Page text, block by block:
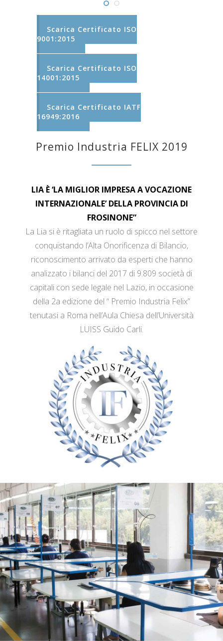
Scarica Certificato ISO
9001:2015
Scarica Certificato ISO
14001:2015
Scarica Certificato IATF
16949:2016
Premio Industria FELIX 2019
LIA È ‘LA MIGLIOR IMPRESA A VOCAZIONE
INTERNAZIONALE’ DELLA PROVINCIA DI
FROSINONE”
La Lia si è ritagliata un ruolo di spicco nel settore
conquistando l’Alta Onorificenza di Bilancio,
riconoscimento arrivato da esperti che hanno
analizzato i bilanci del 2017 di 9.809 società di
capitali con sede legale nel Lazio, in occasione
della 2a edizione del “ Premio Industria Felix”
tenutasi a Roma nell’Aula Chiesa dell’Università
LUISS Guido Carli.